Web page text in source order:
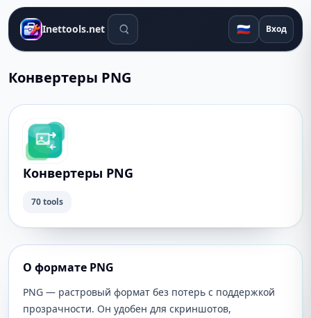
Inettools.net Поиск инструментов 🇷🇺 Вход
Конвертеры PNG
Конвертеры PNG
70 tools
О формате PNG
PNG — растровый формат без потерь с поддержкой
прозрачности. Он удобен для скриншотов,